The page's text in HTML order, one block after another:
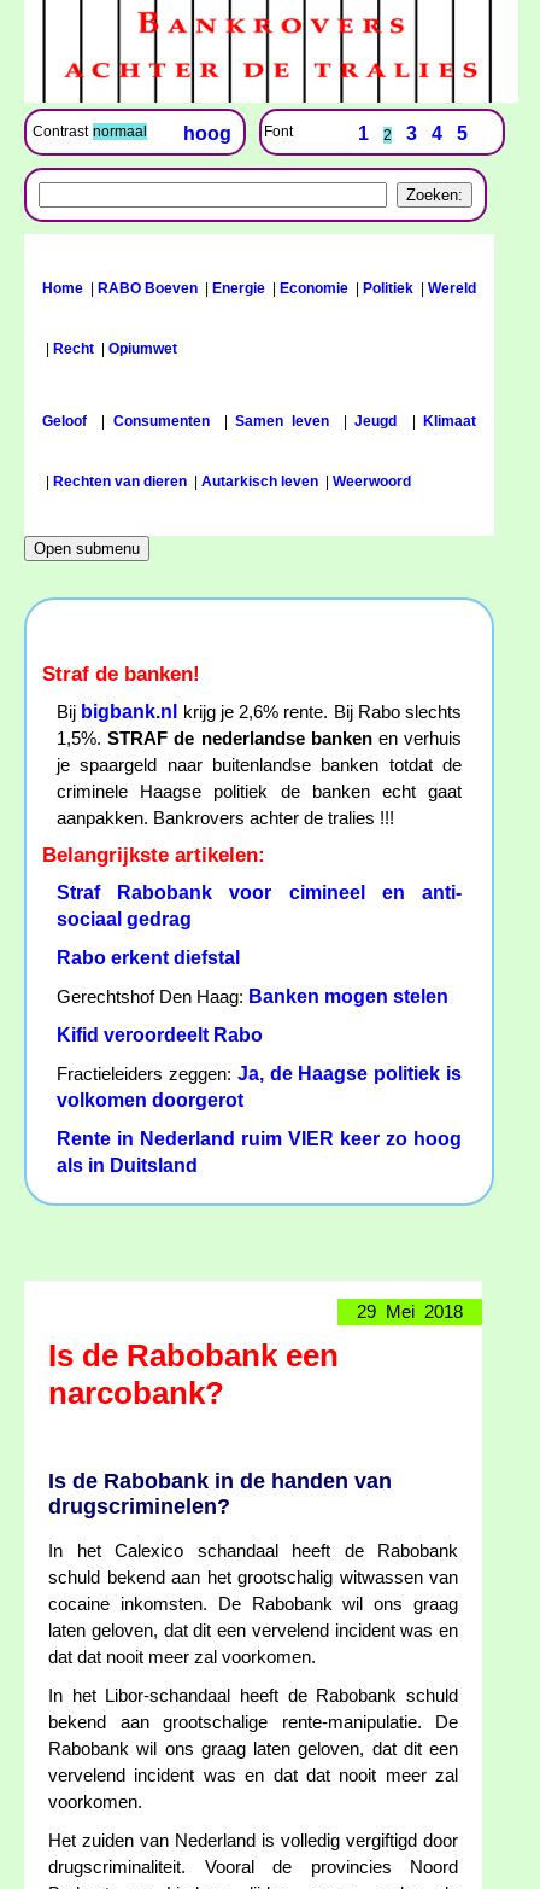
Contrast normaal hoog Font 1 2 3 4 5
Home RABO Boeven Energie Economie Politiek Wereld
Recht Opiumwet
Geloof Consumenten|Samen leven|Jeugd Klimaat
Rechten van dieren Autarkisch leven Weerwoord
Straf de banken!
Bij bigbank.nl
krijg je 2,6% rente. Bij Rabo slechts
1,5%.STRAF de nederlandse bankenen verhuis
je spaargeld naar buitenlandse banken totdat de
criminele Haagse politiek de banken echt gaat
aanpakken. Bankrovers achter de tralies !!!
Belangrijkste artikelen:
Straf Rabobank voor cimineel en anti-
sociaal gedrag
Rabo erkent diefstal
Gerechtshof Den Haag: Banken mogen stelen
Kifid veroordeelt Rabo
Fractieleiders zeggen: Ja, de Haagse politiek is
volkomen doorgerot
Rente in Nederland ruim VIER keer zo hoog
als in Duitsland
29 Mei 2018
Is de Rabobank een
narcobank?
Is de Rabobank in de handen van
drugscriminelen?
In het Calexico schandaal heeft de Rabobank
schuld bekend aan het grootschalig witwassen van
cocaine inkomsten. De Rabobank wil ons graag
laten geloven, dat dit een vervelend incident was en
dat dat nooit meer zal voorkomen.
In het Libor-schandaal heeft de Rabobank schuld
bekend aan grootschalige rente-manipulatie. De
Rabobank wil ons graag laten geloven, dat dit een
vervelend incident was en dat dat nooit meer zal
voorkomen.
Het zuiden van Nederland is volledig vergiftigd door
drugscriminaliteit. Vooral de provincies Noord